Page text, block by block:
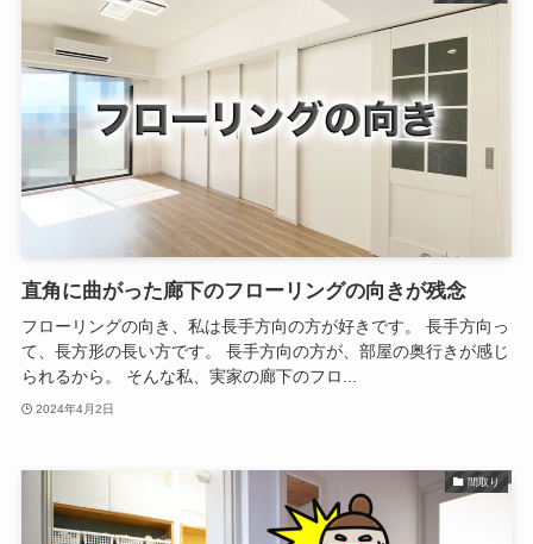
直角に曲がった廊下のフローリングの向きが残念
フローリングの向き、私は長手方向の方が好きです。 長手方向っ
て、長方形の長い方です。 長手方向の方が、部屋の奥行きが感じ
られるから。 そんな私、実家の廊下のフロ...
2024年4月2日
間取り